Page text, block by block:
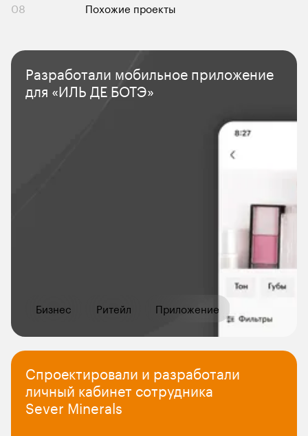
08 Похожие проекты
Разработали мобильное приложение
для «ИЛЬ ДЕ БОТЭ»
Бизнес Ритейл Приложение
Спроектировали и разработали
личный кабинет сотрудника
Sever Minerals